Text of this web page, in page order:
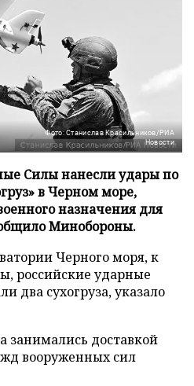
Фото: Станислав Красильников/РИА
Новости
Силы нанесли удары по
в Черном море,
назначения для
Минобороны.
Черного моря, к
российские ударные
два сухогруза, указало
занимались доставкой
вооруженных сил